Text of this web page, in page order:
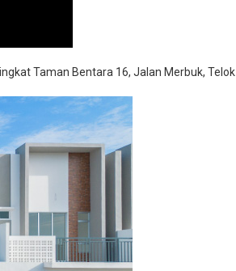
Taman Bentara 16, Jalan Merbuk, Telok